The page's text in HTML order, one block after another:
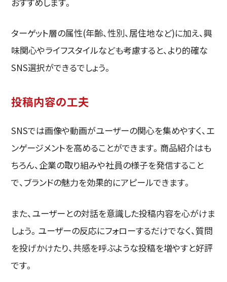
ターゲット層の属性(年齢、性別、居住地など)に加え、興
味関心やライフスタイルなども考慮すると、より的確な
SNS選択ができるでしょう。
投稿内容の工夫
SNSでは画像や動画がユーザーの関心を集めやすく、エ
ンゲージメントを高めることができます。商品紹介はも
ちろん、企業の取り組みや社員の様子を発信すること
で、ブランドの魅力を効果的にアピールできます。
また、ユーザーとの対話を意識した投稿内容を心がけま
しょう。ユーザーの反応にフォローするだけでなく、質問
を投げかけたり、共感を呼ぶような投稿を増やすと好評
です。